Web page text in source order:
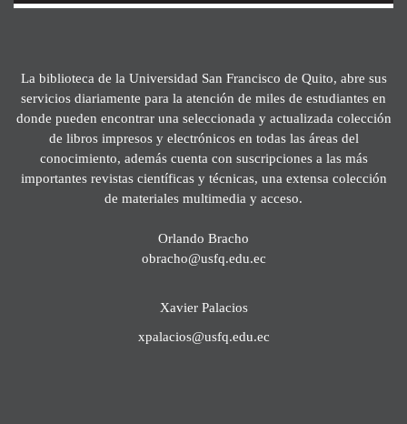
La biblioteca de la Universidad San Francisco de Quito, abre sus
servicios diariamente para la atención de miles de estudiantes en
donde pueden encontrar una seleccionada y actualizada colección
de libros impresos y electrónicos en todas las áreas del
conocimiento, además cuenta con suscripciones a las más
importantes revistas científicas y técnicas, una extensa colección
de materiales multimedia y acceso.
Orlando Bracho
obracho@usfq.edu.ec
Xavier Palacios
xpalacios@usfq.edu.ec